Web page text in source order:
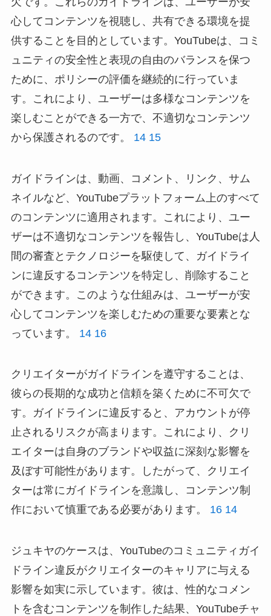
心してコンテンツを視聴し、共有できる環境を提
供することを目的としています。YouTubeは、コミ
ュニティの安全性と表現の自由のバランスを保つ
ために、ポリシーの評価を継続的に行っていま
す。これにより、ユーザーは多様なコンテンツを
楽しむことができる一方で、不適切なコンテンツ
から保護されるのです。 14 15
ガイドラインは、動画、コメント、リンク、サム
ネイルなど、YouTubeプラットフォーム上のすべて
のコンテンツに適用されます。これにより、ユー
ザーは不適切なコンテンツを報告し、YouTubeは人
間の審査とテクノロジーを駆使して、ガイドライ
ンに違反するコンテンツを特定し、削除すること
ができます。このような仕組みは、ユーザーが安
心してコンテンツを楽しむための重要な要素とな
っています。 14 16
クリエイターがガイドラインを遵守することは、
彼らの長期的な成功と信頼を築くために不可欠で
す。ガイドラインに違反すると、アカウントが停
止されるリスクが高まります。これにより、クリ
エイターは自身のブランドや収益に深刻な影響を
及ぼす可能性があります。したがって、クリエイ
ターは常にガイドラインを意識し、コンテンツ制
作において慎重である必要があります。 16 14
ジュキヤのケースは、YouTubeのコミュニティガイ
ドライン違反がクリエイターのキャリアに与える
影響を如実に示しています。彼は、性的なコメン
トを含むコンテンツを制作した結果、YouTubeチャ